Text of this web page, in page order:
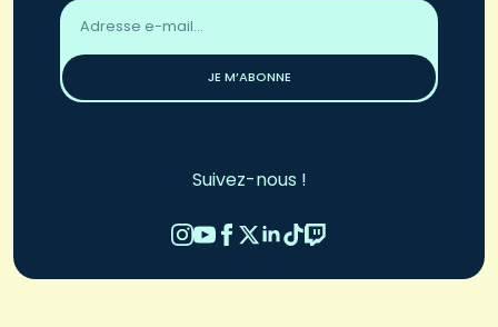
Adresse
email
JE M’ABONNE
Suivez-nous !